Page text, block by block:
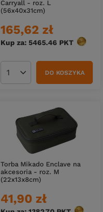
Carryall - roz. L
(56x40x31cm)
165,62 zł
Kup za: 5465.46 PKT
Ilość produktówDO KOSZYKA
Torba Mikado Enclave na
akcesoria - roz. M
(22x13x8cm)
41,90 zł